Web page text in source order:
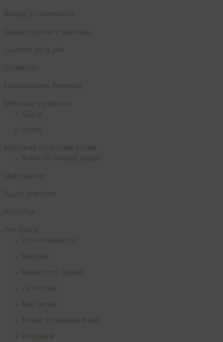
Belleza y cosméticos
Cepillos peinar y peinetas
Cuidado de la piel
Depilación
Liquidaciones Premium
Manicure y pedicure
Clique
DANS
Máscaras de masaje capilar
Botox de masaje capilar
Matizadores
Packs Premium
Pestañas
Por Marca
Cloe Profesional
Babyliss
Kanechom (Brasil)
La Vouché
Mia Secret
Novex Embelleze Brasil
Obopekal